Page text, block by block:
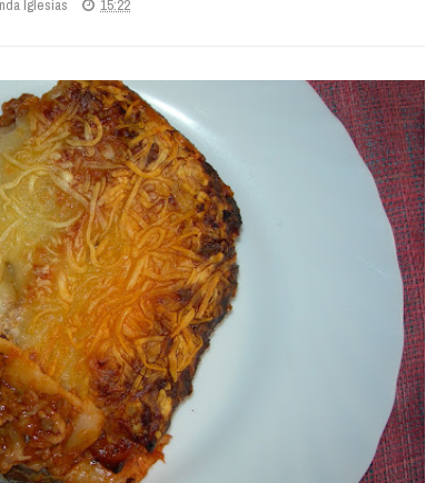
Iglesias 15:22